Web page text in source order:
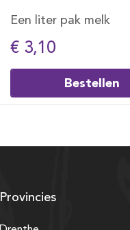
Verfrissende Fanta
€ 2,50
Bestellen
Provincies